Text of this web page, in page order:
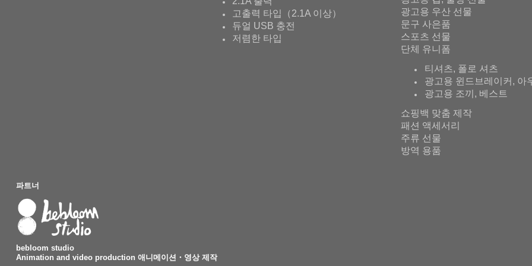
고출력 타입（2.1A 이상）
듀얼 USB 충전
저렴한 타입
광고용 우산 선물
문구 사은품
스포츠 선물
단체 유니폼
티셔츠, 폴로 셔츠
광고용 윈드브레이커, 아
광고용 조끼, 베스트
쇼핑백 맞춤 제작
패션 액세서리
주류 선물
방역 용품
파트너
bebloom studio
Animation and video production 애니메이션・영상 제작